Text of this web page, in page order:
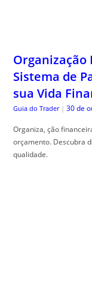
Organização
Sistema de
sua Vida
Guia do Trader | 30 de
Organiza, ção
orçamento. Descubra
qualidade.